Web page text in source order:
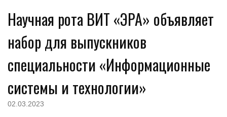
Научная рота ВИТ «ЭРА» объявляет
набор для выпускников
специальности «Информационные
системы и технологии»
02.03.2023